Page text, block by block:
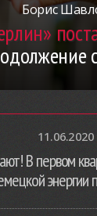
Борис
11.06.2020
В первом
энергии